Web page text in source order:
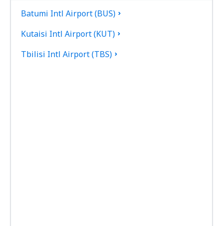
Batumi Intl Airport (BUS)
Kutaisi Intl Airport (KUT)
Tbilisi Intl Airport (TBS)